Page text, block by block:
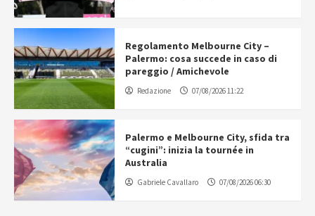
Regolamento Melbourne City –
Palermo: cosa succede in caso di
pareggio / Amichevole
Redazione 07/08/2026 11:22
Palermo e Melbourne City, sfida tra
“cugini”: inizia la tournée in
Australia
Gabriele Cavallaro 07/08/2026 06:30